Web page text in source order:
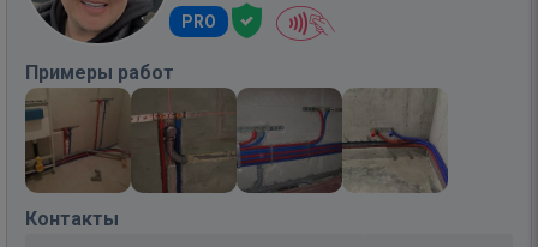
PRO
Примеры работ
Контакты